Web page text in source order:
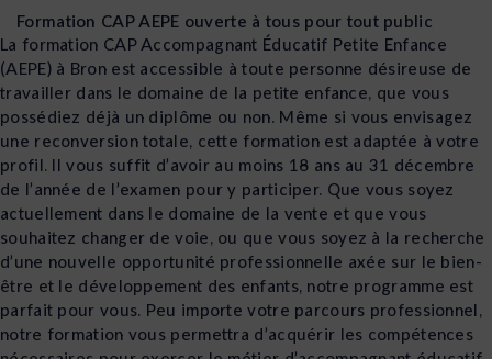
Formation CAP AEPE ouverte à tous pour tout public
La formation CAP Accompagnant Éducatif Petite Enfance
(AEPE) à Bron est accessible à toute personne désireuse de
travailler dans le domaine de la petite enfance, que vous
possédiez déjà un diplôme ou non. Même si vous envisagez
une reconversion totale, cette formation est adaptée à votre
profil. Il vous suffit d’avoir au moins 18 ans au 31 décembre
de l’année de l’examen pour y participer. Que vous soyez
actuellement dans le domaine de la vente et que vous
souhaitez changer de voie, ou que vous soyez à la recherche
d’une nouvelle opportunité professionnelle axée sur le bien-
être et le développement des enfants, notre programme est
parfait pour vous. Peu importe votre parcours professionnel,
notre formation vous permettra d’acquérir les compétences